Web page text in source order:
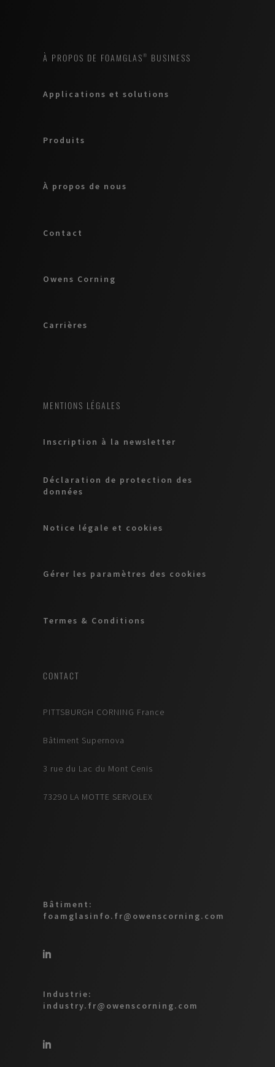
À PROPOS DE FOAMGLAS® BUSINESS
Applications et solutions
Produits
À propos de nous
Contact
Owens Corning
Carrières
MENTIONS LÉGALES
Inscription à la newsletter
Déclaration de protection des
données
Notice légale et cookies
Gérer les paramètres des cookies
Termes & Conditions
CONTACT
PITTSBURGH CORNING France
Bâtiment Supernova
3 rue du Lac du Mont Cenis
73290 LA MOTTE SERVOLEX
Bâtiment:
foamglasinfo.fr@owenscorning.com
Industrie:
industry.fr@owenscorning.com